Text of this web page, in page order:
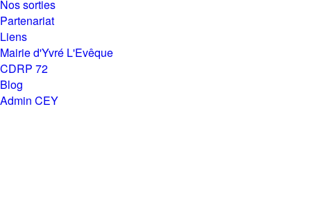
Nos sorties
Partenariat
Liens
Mairie d'Yvré L'Evêque
CDRP 72
Blog
Admin CEY